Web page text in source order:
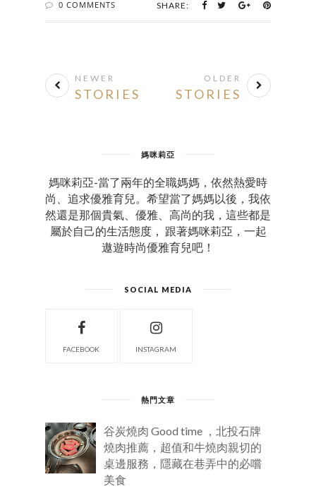
0 COMMENTS SHARE:
NEWER
STORIES
OLDER
STORIES
媽咪莉亞
媽咪莉亞-當了兩年的全職媽媽，依然熱愛時
尚、追求優雅育兒。希望當了媽媽以後，我依
然還是那個貴氣、優雅、高尚的我，這些都是
屬於自己的生活態度， 跟著媽咪莉亞，一起
遨遊時尚優雅育兒吧！
SOCIAL MEDIA
FACEBOOK INSTAGRAM
熱門文章
谷炭燒肉 Good time ，北投石牌
燒肉推薦，超值和牛燒肉親切的
桌邊服務，隱藏在巷弄中的必嚐
美食